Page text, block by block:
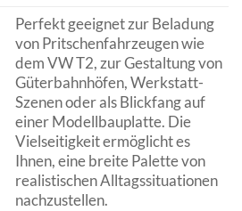
Perfekt geeignet zur Beladung
von Pritschenfahrzeugen wie
dem VW T2, zur Gestaltung von
Güterbahnhöfen, Werkstatt-
Szenen oder als Blickfang auf
einer Modellbauplatte. Die
Vielseitigkeit ermöglicht es
Ihnen, eine breite Palette von
realistischen Alltagssituationen
nachzustellen.